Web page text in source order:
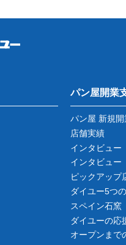
パン屋開業
パン屋 新規開
店舗実績
インタビュー
インタビュー
ピックアップ
ダイユー5つ
スペイン石窯
ダイユーの応
オープンまで